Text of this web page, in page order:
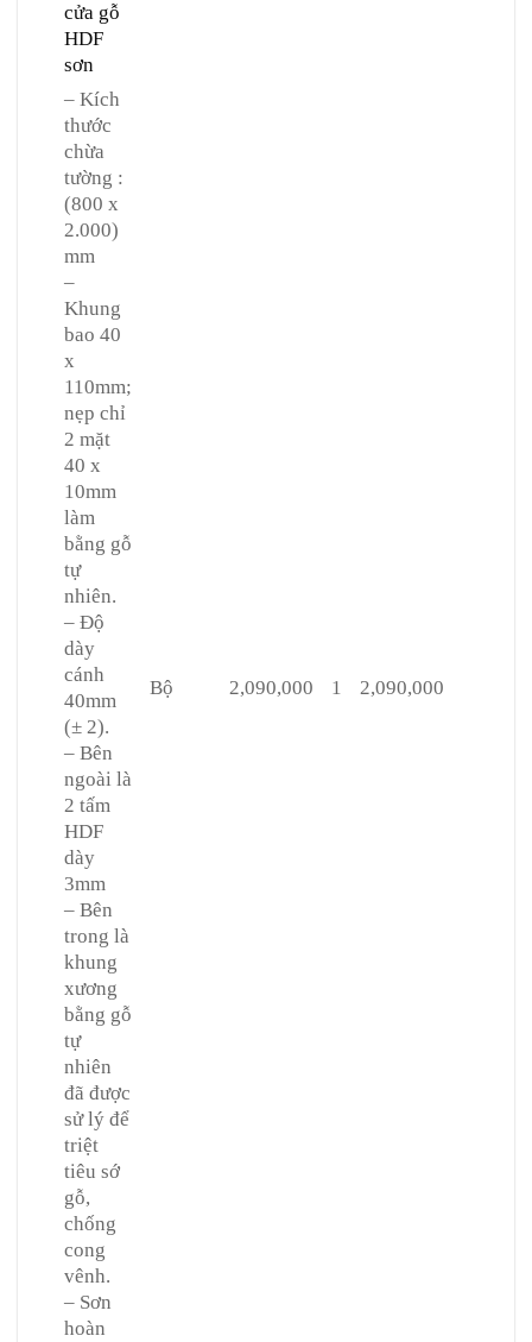
cửa gỗ
HDF
sơn
– Kích
thước
chừa
tường :
(800 x
2.000)
mm
–
Khung
bao 40
x
110mm;
nẹp chỉ
2 mặt
40 x
10mm
làm
bằng gỗ
tự
nhiên.
– Độ
dày
cánh
40mm
(± 2).
– Bên
ngoài là
2 tấm
HDF
dày
3mm
– Bên
trong là
khung
xương
bằng gỗ
tự
nhiên
đã được
sử lý để
triệt
tiêu sớ
gỗ,
chống
cong
vênh.
– Sơn
hoàn
Bộ 2,090,000 1 2,090,000